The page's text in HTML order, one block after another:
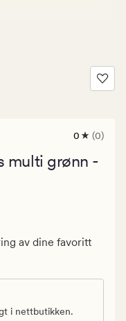
0
med
0 (0)
multi grønn -
av dine favoritt
i nettbutikken.